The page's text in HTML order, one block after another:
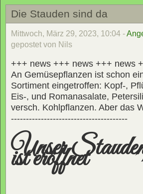
Die Stauden sind da
Mittwoch, März 29, 2023, 10:04 -
gepostet von Nils
+++ news +++ news +++ news
An Gemüsepflanzen ist schon
Sortiment eingetroffen: Kopf-,
Eis-, und Romanasalate,
versch. Kohlpflanzen. Aber das
---------------------------------------
Unser
ist eröffnet